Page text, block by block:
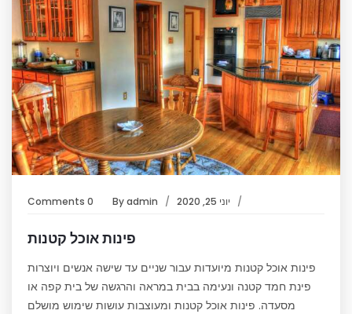
יוני 25, 2020 Byadmin
0 Comments
פינות אוכל קטנות
פינות אוכל קטנות מיועדות עבור שניים עד שישה אנשים ויוצרות
פינת חמד קטנה ונעימה בבית במראה והרגשה של בית קפה או
מסעדה. פינות אוכל קטנות ומעוצבות עושות שימוש מושלם